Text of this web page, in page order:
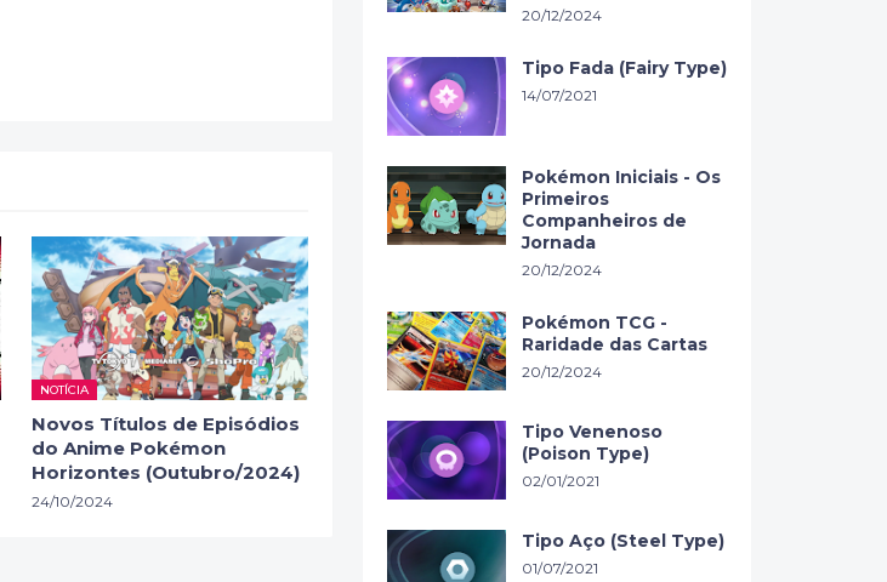
NOTÍCIA
Novos Títulos de Episódios
do Anime Pokémon
Horizontes (Outubro/2024)
24/10/2024
20/12/2024
Tipo Fada (Fairy Type)
14/07/2021
Pokémon Iniciais - Os
Primeiros
Companheiros de
Jornada
20/12/2024
Pokémon TCG -
Raridade das Cartas
20/12/2024
Tipo Venenoso
(Poison Type)
02/01/2021
Tipo Aço (Steel Type)
01/07/2021